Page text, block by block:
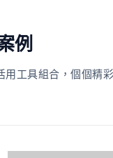
例
用工具組合，個個精